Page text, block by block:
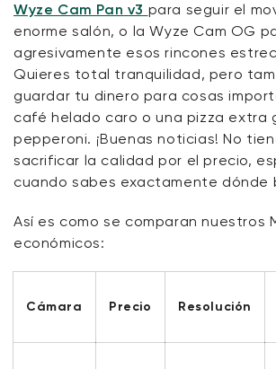
Preguntas frecuentes (FAQ)
Wyze Cam Pan v3 para seguir el
enorme salón, o la Wyze Cam OG
agresivamente esos rincones
Quieres total tranquilidad, pero
guardar tu dinero para cosas
café helado caro o una pizza extra
pepperoni. ¡Buenas noticias! No
sacrificar la calidad por el precio,
cuando sabes exactamente dónde
Así es como se comparan nuestros
económicos:
Cámara Precio Resolución
Wyze Cam v4 +
32 GB
Blanco
More
options
59,98